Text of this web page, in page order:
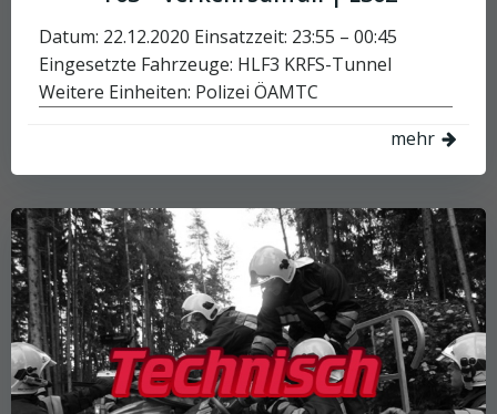
Datum: 22.12.2020 Einsatzzeit: 23:55 – 00:45
Eingesetzte Fahrzeuge: HLF3 KRFS-Tunnel
Weitere Einheiten: Polizei ÖAMTC
mehr